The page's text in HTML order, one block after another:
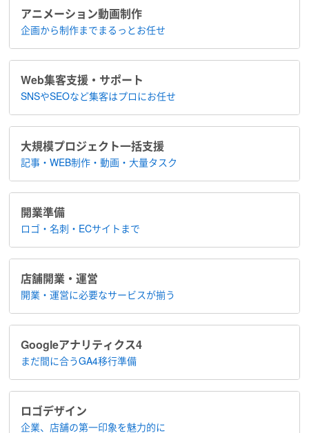
アニメーション​動画制作
企画から制作まで​まるっとお任せ
Web集客支援・サポート
SNSやSEOなど集客は​プロにお任せ
大規模プロジェクト​一括支援
記事・WEB制作・動画・大量タスク
開業準備
ロゴ・名刺・ECサイトまで
店舗開業・運営
開業・運営に​必要なサービスが揃う
Google​アナリティクス4
まだ間に合う​GA4移行準備
ロゴデザイン
企業、店舗の​第一印象を魅力的に